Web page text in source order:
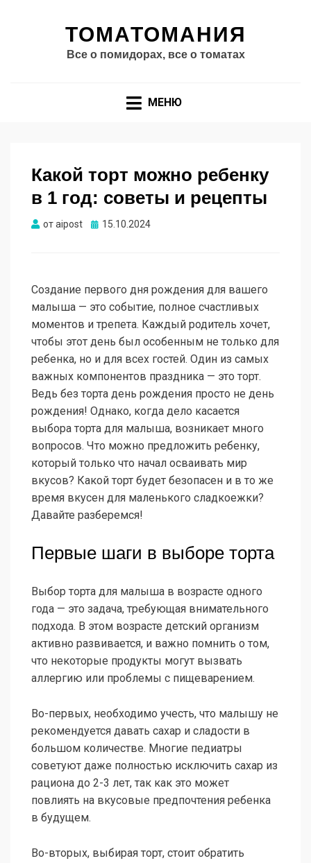
ТОМАТОМАНИЯ
Все о помидорах, все о томатах
МЕНЮ
Какой торт можно ребенку
в 1 год: советы и рецепты
отaipost Опубликовано
15.10.2024
Создание первого дня рождения для вашего
малыша — это событие, полное счастливых
моментов и трепета. Каждый родитель хочет,
чтобы этот день был особенным не только для
ребенка, но и для всех гостей. Один из самых
важных компонентов праздника — это торт.
Ведь без торта день рождения просто не день
рождения! Однако, когда дело касается
выбора торта для малыша, возникает много
вопросов. Что можно предложить ребенку,
который только что начал осваивать мир
вкусов? Какой торт будет безопасен и в то же
время вкусен для маленького сладкоежки?
Давайте разберемся!
Первые шаги в выборе торта
Выбор торта для малыша в возрасте одного
года — это задача, требующая внимательного
подхода. В этом возрасте детский организм
активно развивается, и важно помнить о том,
что некоторые продукты могут вызвать
аллергию или проблемы с пищеварением.
Во-первых, необходимо учесть, что малышу не
рекомендуется давать сахар и сладости в
большом количестве. Многие педиатры
советуют даже полностью исключить сахар из
рациона до 2-3 лет, так как это может
повлиять на вкусовые предпочтения ребенка
в будущем.
Во-вторых, выбирая торт, стоит обратить